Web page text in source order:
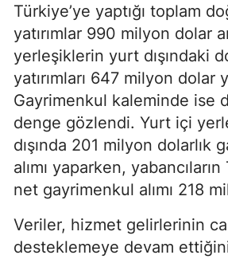
Türkiye’ye yaptığı toplam
yatırımlar 990 milyon dolar
yerleşiklerin yurt dışındaki
yatırımları 647 milyon dolar
Gayrimenkul kaleminde ise
denge gözlendi. Yurt içi
dışında 201 milyon dolarlık
alımı yaparken,
net gayrimenkul alımı 218
Veriler, hizmet gelirlerinin
desteklemeye devam